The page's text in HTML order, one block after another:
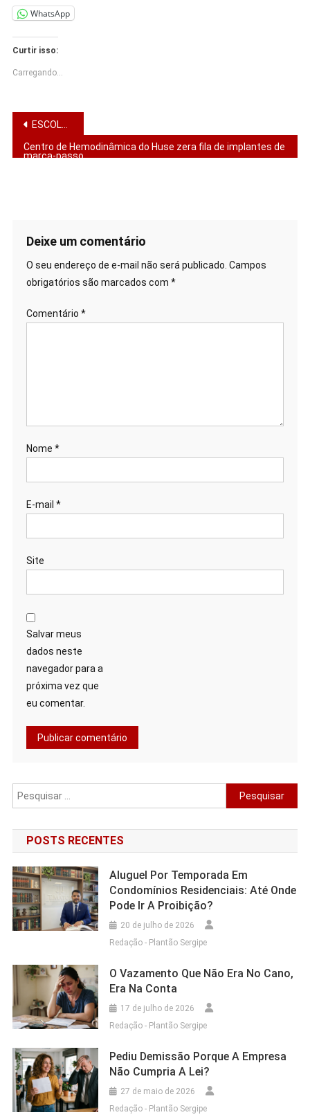
WhatsApp
Curtir isso:
Carregando...
Navegação
de
ESCOLHIDOS POR DEUS PARA FRUTIFICAR
Centro de Hemodinâmica do Huse zera fila de implantes de
marca-passo
Deixe um comentário
O seu endereço de e-mail não será publicado. Campos
obrigatórios são marcados com *
Comentário *
Nome *
E-mail *
Site
Salvar meus
dados neste
navegador para a
próxima vez que
eu comentar.
Pesquisar
por:
POSTS RECENTES
Aluguel Por Temporada Em
Condomínios Residenciais: Até Onde
Pode Ir A Proibição?
20 de julho de 2026
Redação - Plantão Sergipe
O Vazamento Que Não Era No Cano,
Era Na Conta
17 de julho de 2026
Redação - Plantão Sergipe
Pediu Demissão Porque A Empresa
Não Cumpria A Lei?
27 de maio de 2026
Redação - Plantão Sergipe